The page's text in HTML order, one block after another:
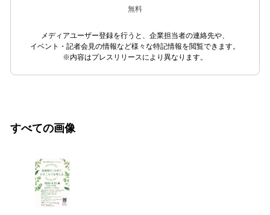
無料
メディアユーザー登録を行うと、企業担当者の連絡先や、
イベント・記者会見の情報など様々な特記情報を閲覧できます。
※内容はプレスリリースにより異なります。
すべての画像